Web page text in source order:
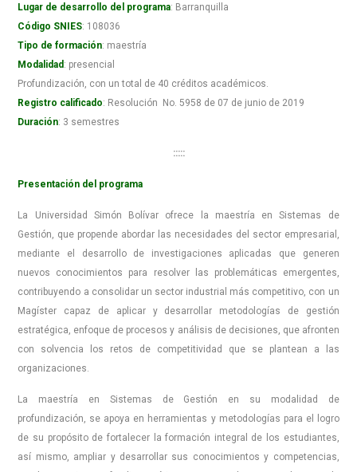
Lugar de desarrollo del programa: Barranquilla
Código SNIES: 108036
Tipo de formación: maestría
Modalidad: presencial
Profundización, con un total de 40 créditos académicos.
Registro calificado: Resolución No. 5958 de 07 de junio de 2019
Duración: 3 semestres
:::::
Presentación del programa
La Universidad Simón Bolívar ofrece la maestría en Sistemas de
Gestión, que propende abordar las necesidades del sector empresarial,
mediante el desarrollo de investigaciones aplicadas que generen
nuevos conocimientos para resolver las problemáticas emergentes,
contribuyendo a consolidar un sector industrial más competitivo, con un
Magíster capaz de aplicar y desarrollar metodologías de gestión
estratégica, enfoque de procesos y análisis de decisiones, que afronten
con solvencia los retos de competitividad que se plantean a las
organizaciones.
La maestría en Sistemas de Gestión en su modalidad de
profundización, se apoya en herramientas y metodologías para el logro
de su propósito de fortalecer la formación integral de los estudiantes,
así mismo, ampliar y desarrollar sus conocimientos y competencias,